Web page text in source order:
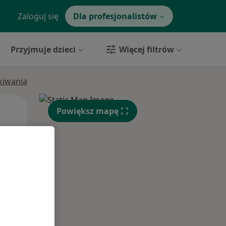
Zaloguj się Dla profesjonalistów
Przyjmuje dzieci Więcej filtrów
Śr, Czw,
Powiększ mapę